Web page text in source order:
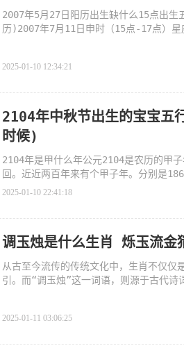
2007年5月27日阳历出生缺什么15点出
历)2007年7月11日申时（15点-17点）
2025-01-10 12:34:21
2104年中秋节出生的宝宝五
时候)
2104年是甲什么年公元2104是农历的甲
回。近近两百年来有个甲子年。分别是
的五行为甲木，甲
2025-01-10 22:41:18
调玉烛是什么生肖 烁玉流金
从古至今流传的传统文化中，生肖不仅仅
引。而“调玉烛”这一词语，则源于古代
2025-01-11 03:06:25